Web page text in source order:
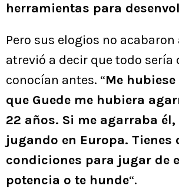
herramientas para
Pero sus elogios no
atrevió a decir que todo
conocían antes. “Me
que Guede me hubiera
22 años. Si me agarraba
jugando en Europa. Tienes
condiciones para jugar de
potencia o te hunde“.